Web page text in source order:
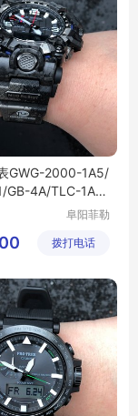
GWG-2000-1A5/
GB-4A/TLC-1A/1
阜阳菲勒
公司
拨打电话